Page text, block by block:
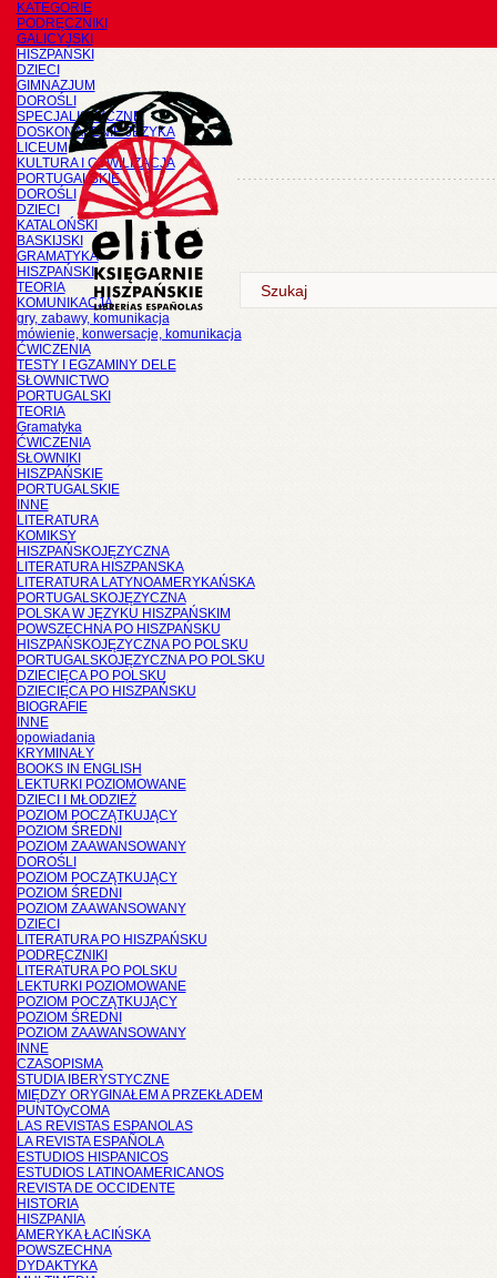
KATEGORIE
PODRĘCZNIKI
GALICYJSKI
HISZPAŃSKI
DZIECI
GIMNAZJUM
DOROŚLI
SPECJALISTYCZNE
DOSKONALENIE JĘZYKA
LICEUM
KULTURA I CYWILIZACJA
PORTUGALSKIE
DOROŚLI
DZIECI
KATALOŃSKI
BASKIJSKI
GRAMATYKA
HISZPAŃSKI
TEORIA
KOMUNIKACJA
gry, zabawy, komunikacja
mówienie, konwersacje, komunikacja
ĆWICZENIA
TESTY I EGZAMINY DELE
SŁOWNICTWO
PORTUGALSKI
TEORIA
Gramatyka
ĆWICZENIA
SŁOWNIKI
HISZPAŃSKIE
PORTUGALSKIE
INNE
LITERATURA
KOMIKSY
HISZPAŃSKOJĘZYCZNA
LITERATURA HISZPANSKA
LITERATURA LATYNOAMERYKAŃSKA
PORTUGALSKOJĘZYCZNA
POLSKA W JĘZYKU HISZPAŃSKIM
POWSZECHNA PO HISZPAŃSKU
HISZPAŃSKOJĘZYCZNA PO POLSKU
PORTUGALSKOJĘZYCZNA PO POLSKU
DZIECIĘCA PO POLSKU
DZIECIĘCA PO HISZPAŃSKU
BIOGRAFIE
INNE
opowiadania
KRYMINAŁY
BOOKS IN ENGLISH
LEKTURKI POZIOMOWANE
DZIECI I MŁODZIEŻ
POZIOM POCZĄTKUJĄCY
POZIOM ŚREDNI
POZIOM ZAAWANSOWANY
DOROŚLI
POZIOM POCZĄTKUJĄCY
POZIOM ŚREDNI
POZIOM ZAAWANSOWANY
DZIECI
LITERATURA PO HISZPAŃSKU
PODRĘCZNIKI
LITERATURA PO POLSKU
LEKTURKI POZIOMOWANE
POZIOM POCZĄTKUJĄCY
POZIOM ŚREDNI
POZIOM ZAAWANSOWANY
INNE
CZASOPISMA
STUDIA IBERYSTYCZNE
MIĘDZY ORYGINAŁEM A PRZEKŁADEM
PUNTOyCOMA
LAS REVISTAS ESPANOLAS
LA REVISTA ESPAÑOLA
ESTUDIOS HISPANICOS
ESTUDIOS LATINOAMERICANOS
REVISTA DE OCCIDENTE
HISTORIA
HISZPANIA
AMERYKA ŁACIŃSKA
POWSZECHNA
DYDAKTYKA